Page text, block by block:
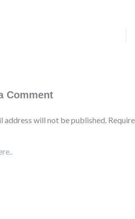
Comment
address will not be published.